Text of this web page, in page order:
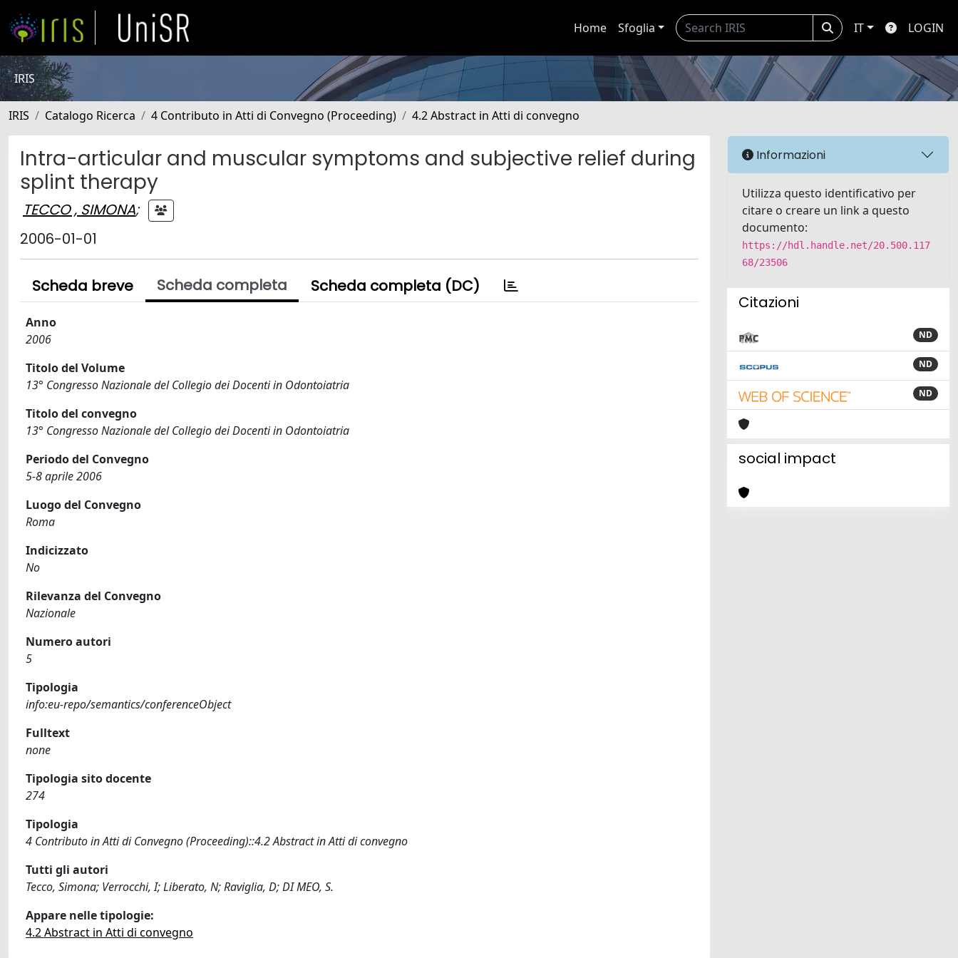
Home Sfoglia IT LOGIN
IRIS
IRIS Catalogo Ricerca 4 Contributo in Atti di Convegno (Proceeding) 4.2 Abstract in Atti di convegno
Intra-articular and muscular symptoms and subjective relief during
splint therapy
TECCO , SIMONA;
2006-01-01
Scheda breve Scheda completa Scheda completa (DC)
Anno
2006
Titolo del Volume
13° Congresso Nazionale del Collegio dei Docenti in Odontoiatria
Titolo del convegno
13° Congresso Nazionale del Collegio dei Docenti in Odontoiatria
Periodo del Convegno
5-8 aprile 2006
Luogo del Convegno
Roma
Indicizzato
No
Rilevanza del Convegno
Nazionale
Numero autori
5
Tipologia
info:eu-repo/semantics/conferenceObject
Fulltext
none
Tipologia sito docente
274
Tipologia
4 Contributo in Atti di Convegno (Proceeding)::4.2 Abstract in Atti di convegno
Tutti gli autori
Tecco, Simona; Verrocchi, I; Liberato, N; Raviglia, D; DI MEO, S.
Appare nelle tipologie:
4.2 Abstract in Atti di convegno
Informazioni
Utilizza questo identificativo per
citare o creare un link a questo
documento:
https://hdl.handle.net/20.500.117
68/23506
Citazioni
ND
ND
ND
social impact